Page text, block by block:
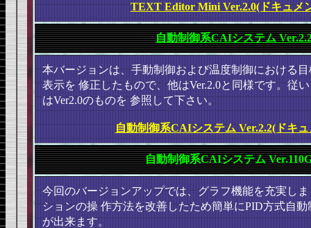
TEXT Editor Mini Ver.2.0(ドキュメ
自動制御系CAIシステム
本バージョンは、手動制御および温度制御における
表示を 修正したもので、他はVer.2.0と同様です。従
はVer2.0のものを 参照して下さい。
自動制御系CAIシステム Ver.2.2(ドキ
自動制御系CAIシステム
今回のバージョンアップでは、グラフ機能を充実し
ションの操 作方法を改善したため簡単にPID方式自
が出来ます。